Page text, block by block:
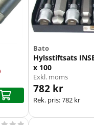
Bato
Hylsstiftsats
x 100
Exkl. moms
782 kr
Rek. pris:782 kr